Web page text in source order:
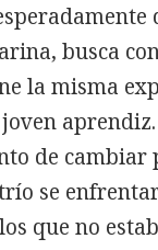
busca
la misma
de cambiar
se
que no